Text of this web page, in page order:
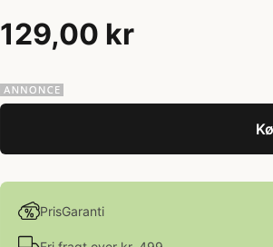
129,00 kr
PrisGaranti